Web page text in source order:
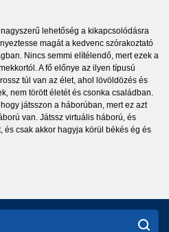
lehetőség a kikapcsolódásra
magát a kedvenc szórakoztató
Nincs semmi elítélendő, mert ezek a
A fő előnye az ilyen típusú
túl van az élet, ahol lövöldözés és
nem törött életét és csonka családban.
játsszon a háborúban, mert ez azt
van. Játssz virtuális háború, és
és csak akkor hagyja körül békés ég és